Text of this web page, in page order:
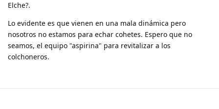
Elche?.
Lo evidente es que vienen en una mala dinámica pero
nosotros no estamos para echar cohetes. Espero que no
seamos, el equipo "aspirina" para revitalizar a los
colchoneros.